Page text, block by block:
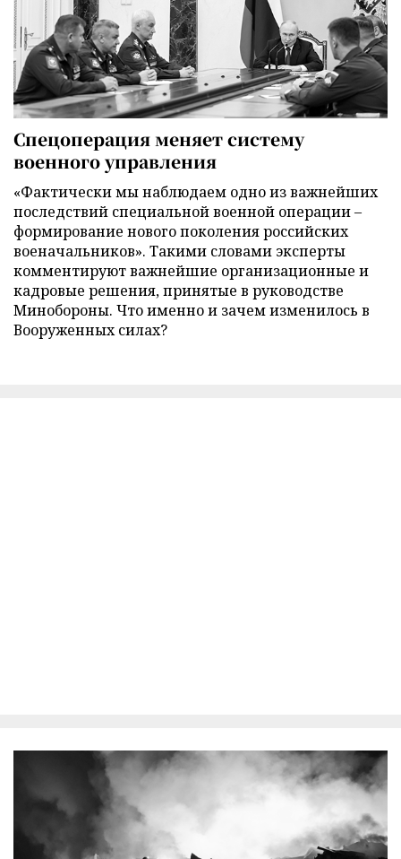
Спецоперация меняет систему
военного управления
«Фактически мы наблюдаем одно из важнейших
последствий специальной военной операции –
формирование нового поколения российских
военачальников». Такими словами эксперты
комментируют важнейшие организационные и
кадровые решения, принятые в руководстве
Минобороны. Что именно и зачем изменилось в
Вооруженных силах?